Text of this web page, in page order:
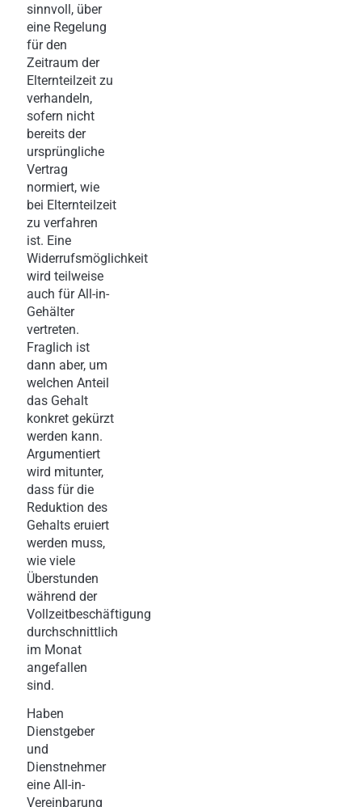
sinnvoll, über
eine Regelung
für den
Zeitraum der
Elternteilzeit zu
verhandeln,
sofern nicht
bereits der
ursprüngliche
Vertrag
normiert, wie
bei Elternteilzeit
zu verfahren
ist. Eine
Widerrufsmöglichkeit
wird teilweise
auch für All-in-
Gehälter
vertreten.
Fraglich ist
dann aber, um
welchen Anteil
das Gehalt
konkret gekürzt
werden kann.
Argumentiert
wird mitunter,
dass für die
Reduktion des
Gehalts eruiert
werden muss,
wie viele
Überstunden
während der
Vollzeitbeschäftigung
durchschnittlich
im Monat
angefallen
sind.
Haben
Dienstgeber
und
Dienstnehmer
eine All-in-
Vereinbarung